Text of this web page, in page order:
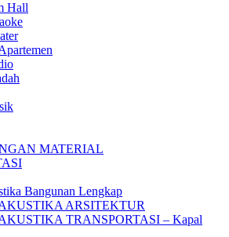
Hall
MATERIAL
Bangunan Lengkap
ARSITEKTUR
TRANSPORTASI – Kapal